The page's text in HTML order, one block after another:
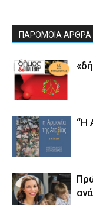
ΠΑΡΟΜΟΙΑ ΑΡΘΡΑ
“Η